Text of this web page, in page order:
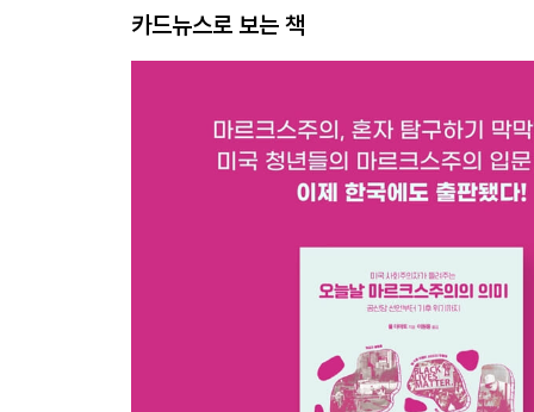
카드뉴스로 보는 책